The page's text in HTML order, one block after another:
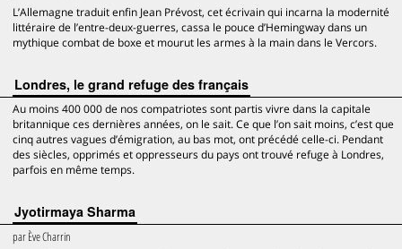
L’Allemagne traduit enfin Jean Prévost, cet écrivain qui incarna la modernité
littéraire de l’entre-deux-guerres, cassa le pouce d’Hemingway dans un
mythique combat de boxe et mourut les armes à la main dans le Vercors.
Londres, le grand refuge des français
Au moins 400 000 de nos compatriotes sont partis vivre dans la capitale
britannique ces dernières années, on le sait. Ce que l’on sait moins, c’est que
cinq autres vagues d’émigration, au bas mot, ont précédé celle-ci. Pendant
des siècles, opprimés et oppresseurs du pays ont trouvé refuge à Londres,
parfois en même temps.
Jyotirmaya Sharma
parÈve Charrin